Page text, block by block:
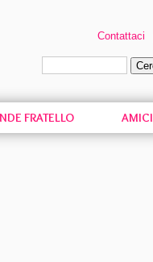
Contattaci
FRATELLO AMICI